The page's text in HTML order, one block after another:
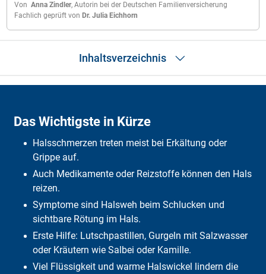
Von Anna Zindler, Autorin bei der Deutschen Familienversicherung
Fachlich geprüft von Dr. Julia Eichhorn
Inhaltsverzeichnis
Was sind Hals­schmer­zen?
Ur­sa­chen und Symp­tome
Haus­mit­tel
Vor­beu­gung
Risikogruppen
Was über­nimmt die DFV?
Häufige Fragen
Fazit
Das Wichtigste in Kürze
Halsschmerzen treten meist bei Erkältung oder
Grippe auf.
Auch Medikamente oder Reizstoffe können den Hals
reizen.
Symptome sind Halsweh beim Schlucken und
sichtbare Rötung im Hals.
Erste Hilfe: Lutschpastillen, Gurgeln mit Salzwasser
oder Kräutern wie Salbei oder Kamille.
Viel Flüssigkeit und warme Halswickel lindern die